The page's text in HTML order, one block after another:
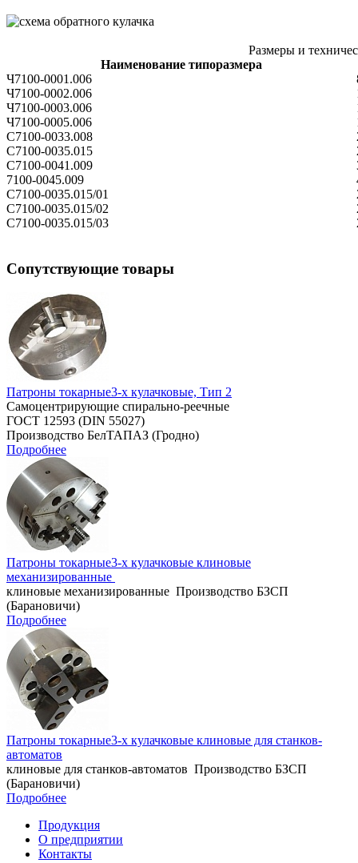
Размеры и
Наименование типоразмера
Ч7100-0001.006
Ч7100-0002.006
Ч7100-0003.006
Ч7100-0005.006
С7100-0033.008
С7100-0035.015
С7100-0041.009
7100-0045.009
С7100-0035.015/01
С7100-0035.015/02
С7100-0035.015/03
Сопутствующие товары
Патроны токарные3-х кулачковые, Тип 2
Самоцентрирующие спирально-реечные
ГОСТ 12593 (DIN 55027)
Производство БелТАПАЗ (Гродно)
Подробнее
Патроны токарные3-х кулачковые клиновые
механизированные
клиновые механизированные Производство БЗСП
(Барановичи)
Подробнее
Патроны токарные3-х кулачковые клиновые для станков-
автоматов
клиновые для станков-автоматов Производство БЗСП
(Барановичи)
Подробнее
Продукция
О предприятии
Контакты